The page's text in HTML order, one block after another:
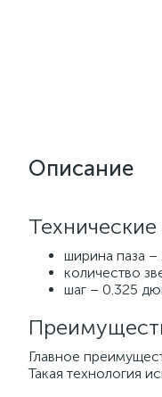
Описание
ширина паза
количество
шаг – 0.325
Главное
Такая технология